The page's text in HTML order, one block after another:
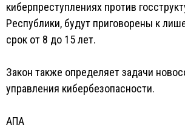
киберпреступлениях против
Республики, будут приговорены к
срок от 8 до 15 лет.
Закон также определяет задачи
управления кибербезопасности.
АПА